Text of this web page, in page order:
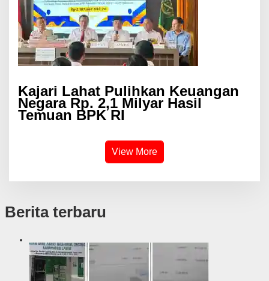
Kajari Lahat Pulihkan Keuangan
Negara Rp. 2,1 Milyar Hasil
Temuan BPK RI
View More
Berita terbaru